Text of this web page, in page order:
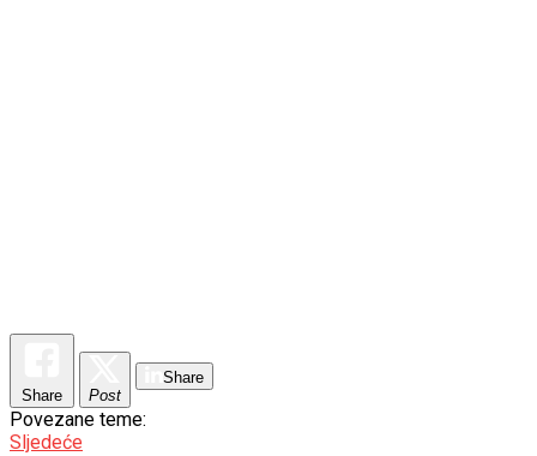
Share Post
Share
Povezane teme:
Sljedeće